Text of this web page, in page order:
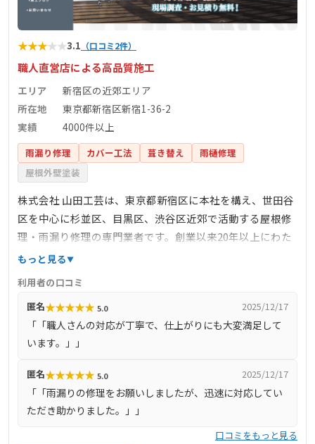
★★★★★3.1 （口コミ2件）
職人直営店による高品質施工
エリア
新宿区の近郊エリア
所在地
東京都新宿区新宿1-36-2
実績
4000件以上
雨漏り修理 カバー工法 葺き替え
雨樋修理
屋根外壁塗装
株式会社 山田工芸は、東京都新宿区に本社を構え、世田谷
区を中心に杉並区、目黒区、渋谷区近郊で活動する屋根修
理・雨漏り修理の専門業者です。創業以来20年以上にわた
り、「何をすればお客様にとって最善なのか？」を追求
に考えてきました。これまでに4000件以上の施工実績を持
ち、職人直営店として、打ち合わせから施工まで全て自社
の熟練職人が対応しています。これにより、高品質な施工
とスピーディーな意思疎通を実現し、お客様からの信頼を
もっと見る
利用者の口コミ
匿名★★★★★ 5.0 2025/12/17
「「職人さんの対応が丁寧で、仕上がりにも大変満足して
います。」」
匿名★★★★★ 5.0 2025/12/17
「「雨漏りの修理をお願いしましたが、迅速に対応してい
ただき助かりました。」」
口コミをもっと見る